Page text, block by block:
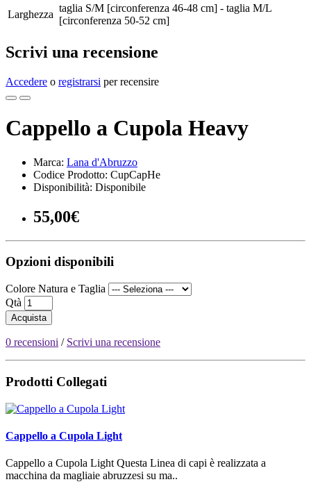
Larghezza
taglia S/M [circonferenza 46-48 cm] - taglia M/L
[circonferenza 50-52 cm]
Scrivi una recensione
Accedere o registrarsi per recensire
Cappello a Cupola Heavy
Marca: Lana d'Abruzzo
Codice Prodotto: CupCapHe
Disponibilità: Disponibile
55,00€
Opzioni disponibili
Colore Natura e Taglia
Qtà
Acquista
0 recensioni / Scrivi una recensione
Prodotti Collegati
Cappello a Cupola Light
Cappello a Cupola Light Questa Linea di capi è realizzata a
macchina da magliaie abruzzesi su ma..